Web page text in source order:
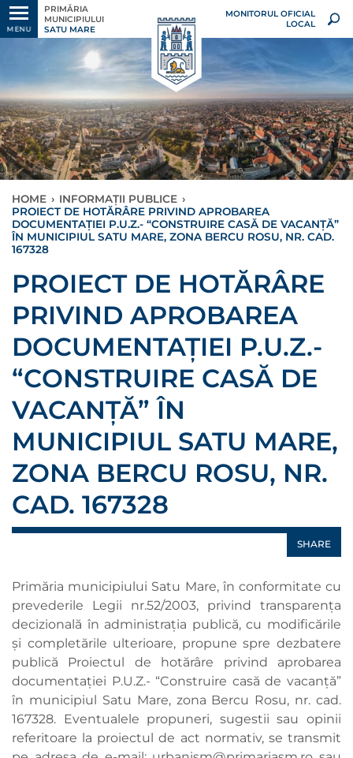
MENU
PRIMĂRIA
MUNICIPIULUI
SATU MARE
MONITORUL OFICIAL
LOCAL
HOME › INFORMAȚII PUBLICE ›
PROIECT DE HOTĂRÂRE PRIVIND APROBAREA
DOCUMENTAȚIEI P.U.Z.- “CONSTRUIRE CASĂ DE VACANȚĂ”
ÎN MUNICIPIUL SATU MARE, ZONA BERCU ROSU, NR. CAD.
167328
PROIECT DE HOTĂRÂRE
PRIVIND APROBAREA
DOCUMENTAȚIEI P.U.Z.-
“CONSTRUIRE CASĂ DE
VACANȚĂ” ÎN
MUNICIPIUL SATU MARE,
ZONA BERCU ROSU, NR.
CAD. 167328
SHARE
Primăria municipiului Satu Mare, în conformitate cu
prevederile Legii nr.52/2003, privind transparența
decizională în administrația publică, cu modificările
și completările ulterioare, propune spre dezbatere
publică Proiectul de hotărâre privind aprobarea
documentației P.U.Z.- “Construire casă de vacanță”
în municipiul Satu Mare, zona Bercu Rosu, nr. cad.
167328. Eventualele propuneri, sugestii sau opinii
referitoare la proiectul de act normativ, se transmit